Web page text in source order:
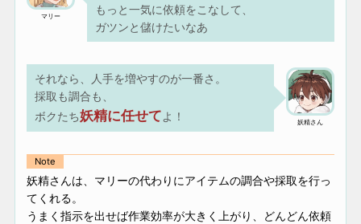
マリー
もっと一気に依頼をこなして、
ガツンと儲けたいなあ
それなら、人手を増やすのが一番さ。
採取も調合も、
ボクたち妖精に任せてよ！ 妖精さん
Note
妖精さんは、マリーの代わりにアイテムの調合や採取を行っ
てくれる。
うまく指示を出せば作業効率が大きく上がり、どんどん依頼